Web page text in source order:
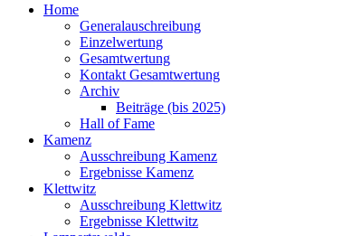
Home
Generalauschreibung
Einzelwertung
Gesamtwertung
Kontakt Gesamtwertung
Archiv
Beiträge (bis 2025)
Hall of Fame
Kamenz
Ausschreibung Kamenz
Ergebnisse Kamenz
Klettwitz
Ausschreibung Klettwitz
Ergebnisse Klettwitz